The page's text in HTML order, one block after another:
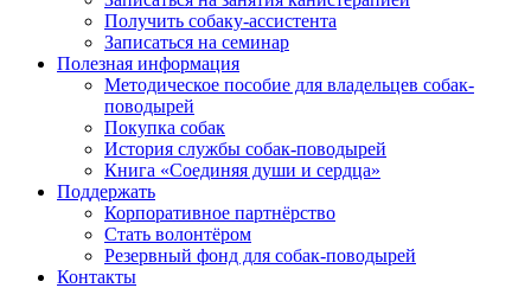
Получить собаку-ассистента
Записаться на семинар
Полезная информация
Методическое пособие для владельцев собак-
поводырей
Покупка собак
История службы собак-поводырей
Книга «Соединяя души и сердца»
Поддержать
Корпоративное партнёрство
Стать волонтёром
Резервный фонд для собак-поводырей
Контакты